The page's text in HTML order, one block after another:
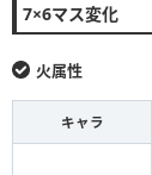
7×6マス変化
火属性
キャラ